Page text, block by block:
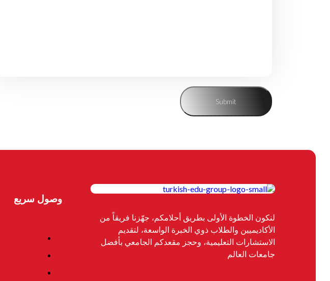
لنكون الخطوة الأولى بطريق أحلامكم، جهّزنا فريقاً من
الأكاديميين والطلاب ذوي الخبرة الواسعة، لتقديم
الاستشارات التعليمية، وحجز مقعدكم الجامعي بأفضل
جامعات العالم
وصول سريع